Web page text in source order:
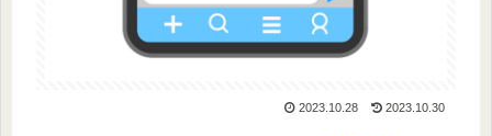
2023.10.28 2023.10.30